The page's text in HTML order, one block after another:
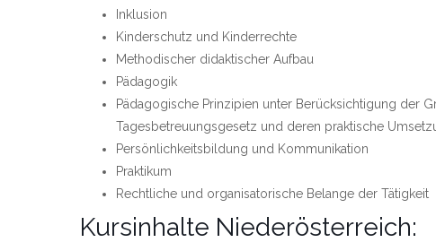
Inklusion
Kinderschutz und Kinderrechte
Methodischer didaktischer Aufbau
Pädagogik
Pädagogische Prinzipien unter Berücksichtigung der
Tagesbetreuungsgesetz und deren praktische
Persönlichkeitsbildung und Kommunikation
Praktikum
Rechtliche und organisatorische Belange der Tätigkeit
Kursinhalte Niederösterreich: